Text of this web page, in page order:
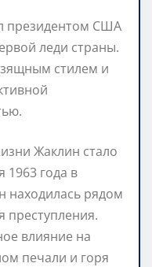
президентом США
леди страны.
стилем и
Жаклин стало
1963 года в
находилась рядом
влияние на
печали и горя